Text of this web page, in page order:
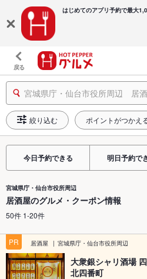
はじめてのアプリ予約で最大
戻る
宮城県庁・仙台市役所周辺 居
絞り込む ポイントがつかえ
今日予約できる 明日予約で
宮城県庁・仙台市役所周辺
居酒屋のグルメ・クーポン情報
50件 1-20件
PR 居酒屋 宮城県庁・仙台市役所周辺
大衆銀シャリ酒場
北四番町